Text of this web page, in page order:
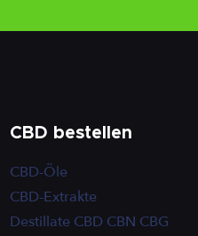
CBD bestellen
CBD-Öle
CBD-Extrakte
Destillate CBD CBN CBG